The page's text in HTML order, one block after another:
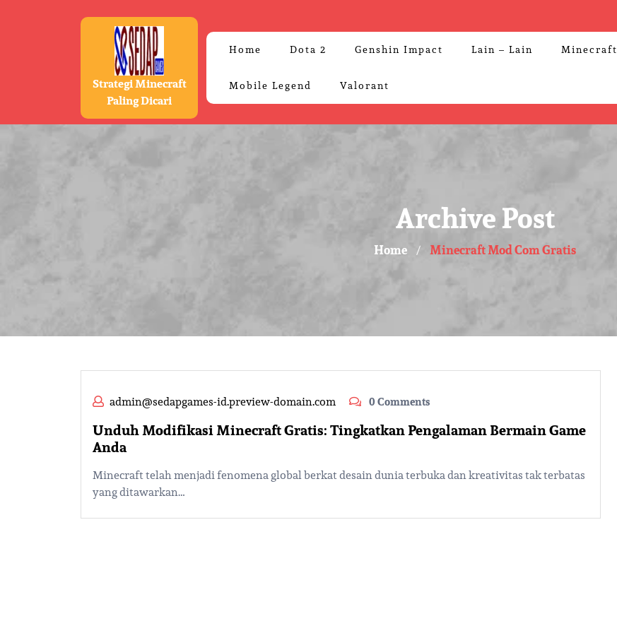
Strategi Minecraft
Paling Dicari
Home Dota 2 Genshin Impact Lain – Lain Minecraft
Mobile Legend Valorant
Archive Post
Home / Minecraft Mod Com Gratis
admin@sedapgames-id.preview-domain.com 0 Comments
Unduh Modifikasi Minecraft Gratis: Tingkatkan Pengalaman Bermain Game
Anda
Minecraft telah menjadi fenomena global berkat desain dunia terbuka dan kreativitas tak terbatas
yang ditawarkan…